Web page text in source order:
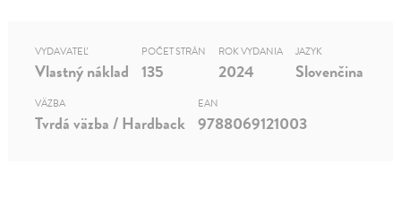
VYDAVATEĽ
Vlastný náklad
POČET STRÁN
135
ROK VYDANIA
2024
JAZYK
Slovenčina
VÄZBA
Tvrdá väzba / Hardback
EAN
9788069121003